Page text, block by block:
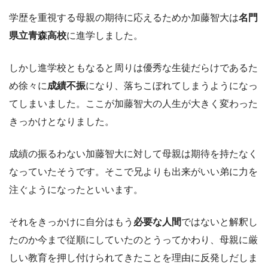
学歴を重視する母親の期待に応えるためか加藤智大は名門
県立青森高校に進学しました。
しかし進学校ともなると周りは優秀な生徒だらけであるた
め徐々に成績不振になり、落ちこぼれてしまうようになっ
てしまいました。ここが加藤智大の人生が大きく変わった
きっかけとなりました。
成績の振るわない加藤智大に対して母親は期待を持たなく
なっていたそうです。そこで兄よりも出来がいい弟に力を
注ぐようになったといいます。
それをきっかけに自分はもう 必要な人間ではないと解釈し
たのか今まで従順にしていたのとうってかわり、母親に厳
しい教育を押し付けられてきたことを理由に反発しだしま